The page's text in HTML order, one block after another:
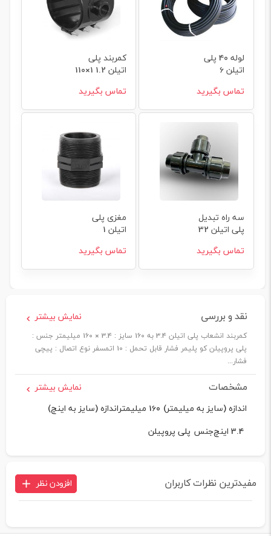
لوله 40 پلی
اتیلن 6
تماس بگیرید
کمربند پلی
اتیلن 1.2 1×110
تماس بگیرید
سه راه تبدیل
پلی اتیلن 32
تماس بگیرید
مغزی پلی
اتیلن 1
تماس بگیرید
نقد و بررسی نمایش بیشتر
کمربند انشعاب پلی اتیلن 3.4 به 160 سایز : 3.4 × 160 میلیمتر جنس :
پلی پروپیلن کو پلیمر فشار قابل تحمل : 10 اتمسفر نوع اتصال : پیچی
فشار...
مشخصات
نمایش بیشتر
اندازه (سایز به میلیمتر) 160 میلیمتر
اندازه (سایز به اینچ)
3.4 اینچ
جنس پلی پروپیلن
مفیدترین نظرات کاربران افزودن نظر